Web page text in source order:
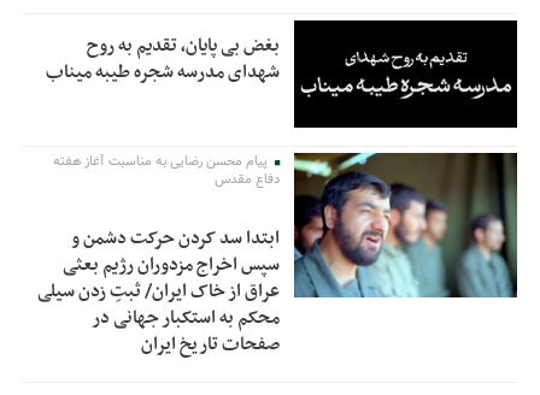
بغض بی پایان، تقدیم به روح
شهدای مدرسه شجره طیبه میناب
پیام محسن رضایی به مناسبت آغاز هفته
دفاع مقدس
ابتدا سد کردن حرکت دشمن و
سپس اخراج مزدوران رژیم بعثی
عراق از خاک ایران/ ثبتِ زدن سیلی
محکم به استکبار جهانی در
صفحات تاریخ ایران